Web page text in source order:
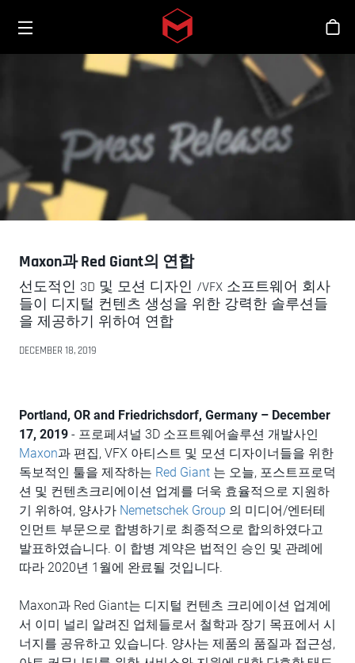
Skip to main content
Toggle menu
스
Maxon과 Red Giant의 연합
선도적인 3D 및 모션 디자인 /VFX 소프트웨어 회사
들이 디지털 컨텐츠 생성을 위한 강력한 솔루션들
을 제공하기 위하여 연합
DECEMBER 18, 2019
Portland, OR and Friedrichsdorf, Germany – December
17, 2019 - 프로페셔널 3D 소프트웨어솔루션 개발사인
Maxon과 편집, VFX 아티스트 및 모션 디자이너들을 위한
독보적인 툴을 제작하는 Red Giant 는 오늘, 포스트프로덕
션 및 컨텐츠크리에이션 업계를 더욱 효율적으로 지원하
기 위하여, 양사가 Nemetschek Group 의 미디어/엔터테
인먼트 부문으로 합병하기로 최종적으로 합의하였다고
발표하였습니다. 이 합병 계약은 법적인 승인 및 관례에
따라 2020년 1월에 완료될 것입니다.
Maxon과 Red Giant는 디지털 컨텐츠 크리에이션 업계에
서 이미 널리 알려진 업체들로서 철학과 장기 목표에서 시
너지를 공유하고 있습니다. 양사는 제품의 품질과 접근성,